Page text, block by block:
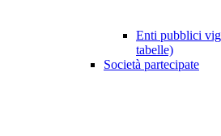
Enti pubblici
tabelle)
Società partecipate